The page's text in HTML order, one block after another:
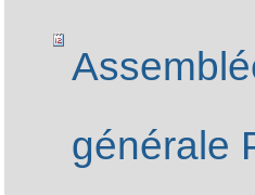
générale